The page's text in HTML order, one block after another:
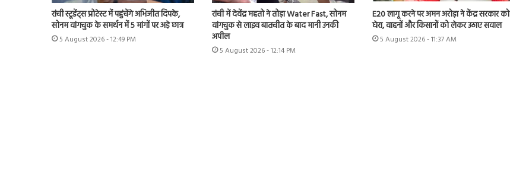
रांची स्टूडेंट्स प्रोटेस्ट में पहुंचेंगे अभिजीत दिपके,
सोनम वांगचुक के समर्थन में 5 मांगों पर अड़े छात्र
5 August 2026 - 12:49 PM
रांची में देवेंद्र महतो ने तोड़ा Water Fast, सोनम
वांगचुक से लाइव बातचीत के बाद मानी उनकी
अपील
5 August 2026 - 12:14 PM
E20 लागू करने पर अमन अरोड़ा ने केंद्र सरकार को
घेरा, वाहनों और किसानों को लेकर उठाए सवाल
5 August 2026 - 11:37 AM